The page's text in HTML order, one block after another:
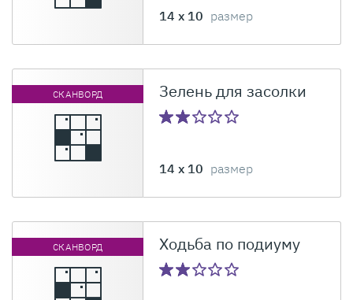
14 x 10 размер
СКАНВОРД Зелень для засолки
14 x 10 размер
СКАНВОРД Ходьба по подиуму